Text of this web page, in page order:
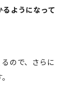
ようになって
ので、さらに